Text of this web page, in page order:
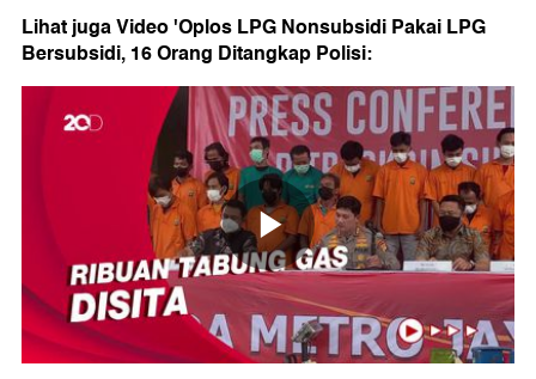
Lihat juga Video 'Oplos LPG Nonsubsidi Pakai LPG
Bersubsidi, 16 Orang Ditangkap Polisi: